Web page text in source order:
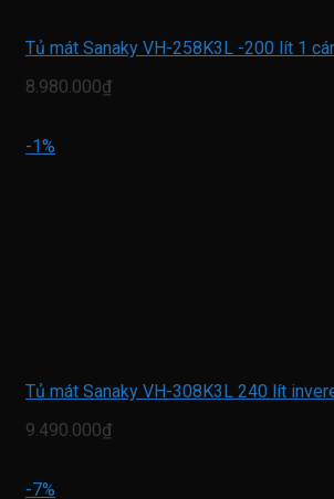
Tủ mát Sanaky VH-258K3L -200 lít 1
8.980.000₫
-1%
Tủ mát Sanaky VH-308K3L 240 lít
9.490.000₫
-7%